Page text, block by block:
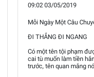
09:02 03/05/2019
Mỗi Ngày Một Câu
ĐI THẲNG ĐI NGANG
Có một tên tội phạm
cai tù muốn làm tiền
trước, tên quan mắng